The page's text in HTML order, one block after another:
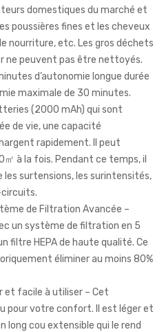
domestiques du marché et
poussières fines et les cheveux
nourriture, etc. Les gros déchets
ne peuvent pas être nettoyés.
d’autonomie longue durée
maximale de 30 minutes.
(2000 mAh) qui sont
de vie, une capacité
rapidement. Il peut
à la fois. Pendant ce temps, il
surtensions, les surintensités,
de Filtration Avancée –
un système de filtration en 5
filtre HEPA de haute qualité. Ce
éliminer au moins 80%
et facile à utiliser – Cet
pour votre confort. Il est léger et
long cou extensible qui le rend